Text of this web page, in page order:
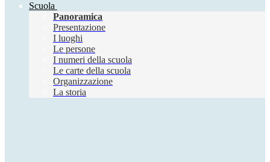
Scuola
Panoramica
Presentazione
I luoghi
Le persone
I numeri della scuola
Le carte della scuola
Organizzazione
La storia